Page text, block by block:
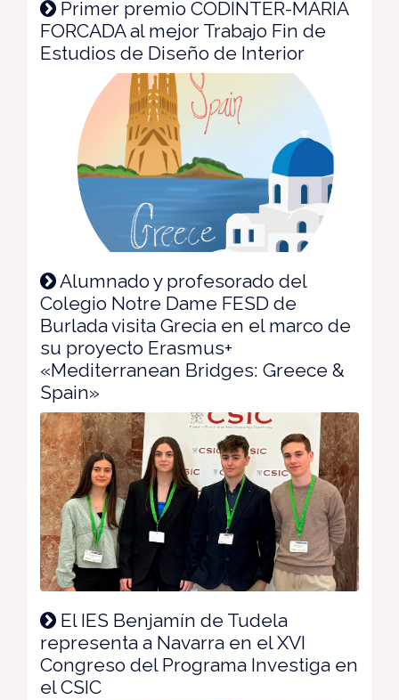
Primer premio CODINTER-MARÍA
FORCADA al mejor Trabajo Fin de
Estudios de Diseño de Interior
Alumnado y profesorado del
Colegio Notre Dame FESD de
Burlada visita Grecia en el marco de
su proyecto Erasmus+
«Mediterranean Bridges: Greece &
Spain»
El IES Benjamín de Tudela
representa a Navarra en el XVI
Congreso del Programa Investiga en
el CSIC